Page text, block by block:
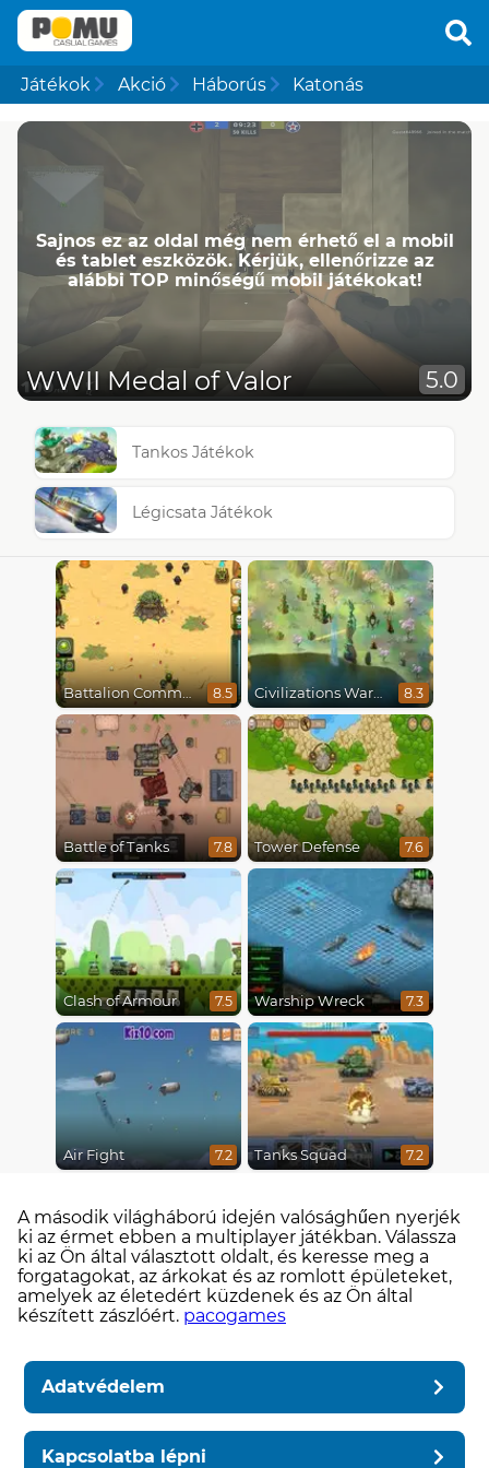
Játékok Akció Háborús Katonás
Sajnos ez az oldal még nem érhető el a mobil
és tablet eszközök. Kérjük, ellenőrizze az
alábbi TOP minőségű mobil játékokat!
WWII Medal of Valor 5.0
Tankos Játékok
Légicsata Játékok
Battalion Commander 8.5 Civilizations Wars Master Edition 8.3
Battle of Tanks 7.8 Tower Defense 7.6
Clash of Armour 7.5 Warship Wreck 7.3
Air Fight 7.2 Tanks Squad 7.2
A második világháború idején valósághűen nyerjék
ki az érmet ebben a multiplayer játékban. Válassza
ki az Ön által választott oldalt, és keresse meg a
forgatagokat, az árkokat és az romlott épületeket,
amelyek az életedért küzdenek és az Ön által
készített zászlóért. pacogames
Adatvédelem
Kapcsolatba lépni